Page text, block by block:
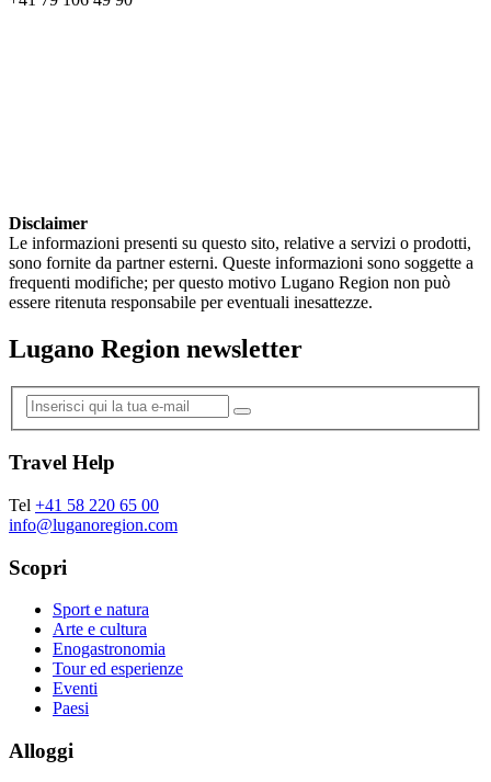
Disclaimer
Le informazioni presenti su questo sito, relative a servizi o prodotti,
sono fornite da partner esterni. Queste informazioni sono soggette a
frequenti modifiche; per questo motivo Lugano Region non può
essere ritenuta responsabile per eventuali inesattezze.
Lugano Region newsletter
Travel Help
Tel +41 58 220 65 00
info@luganoregion.com
Scopri
Sport e natura
Arte e cultura
Enogastronomia
Tour ed esperienze
Eventi
Paesi
Alloggi